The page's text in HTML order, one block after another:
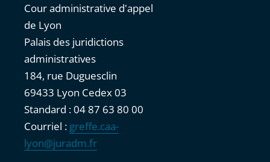
Cour administrative d'appel
de Lyon
Palais des juridictions
administratives
184, rue Duguesclin
69433 Lyon Cedex 03
Standard : 04 87 63 80 00
Courriel : greffe.caa-
lyon@juradm.fr